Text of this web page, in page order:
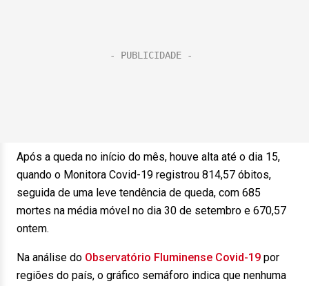
Após a queda no início do mês, houve alta até o dia 15,
quando o Monitora Covid-19 registrou 814,57 óbitos,
seguida de uma leve tendência de queda, com 685
mortes na média móvel no dia 30 de setembro e 670,57
ontem.
Na análise do Observatório Fluminense Covid-19 por
regiões do país, o gráfico semáforo indica que nenhuma